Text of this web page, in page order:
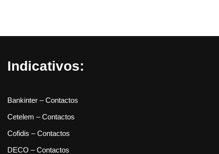
Indicativos:
Bankinter – Contactos
Cetelem – Contactos
Cofidis – Contactos
DECO – Contactos